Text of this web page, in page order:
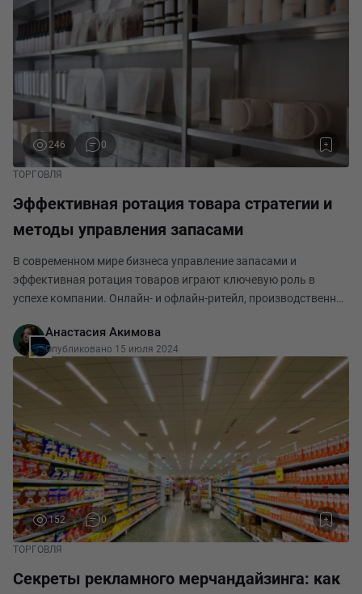
246 0
ТОРГОВЛЯ
Эффективная ротация товара стратегии и
методы управления запасами
В современном мире бизнеса управление запасами и
эффективная ротация товаров играют ключевую роль в
успехе компании. Онлайн- и офлайн-ритейл, производственная
все нуждаются в тщательно разработанных и реал
Анастасия Акимова
Опубликовано 15 июля 2024
152 0
ТОРГОВЛЯ
Секреты рекламного мерчандайзинга: как